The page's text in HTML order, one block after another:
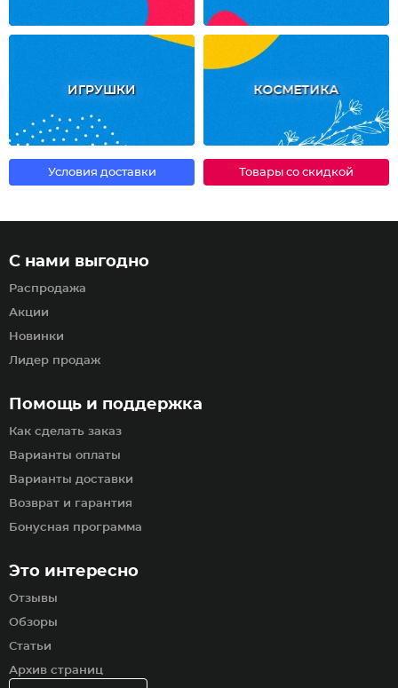
ИГРУШКИ КОСМЕТИКА
Условия доставки Товары со скидкой
Помощь и поддержка
Как сделать заказ
Варианты оплаты
Варианты доставки
Возврат и гарантия
Бонусная программа
С нами выгодно
Распродажа
Акции
Новинки
Лидер продаж
Это интересно
Отзывы
Обзоры
Статьи
Архив страниц